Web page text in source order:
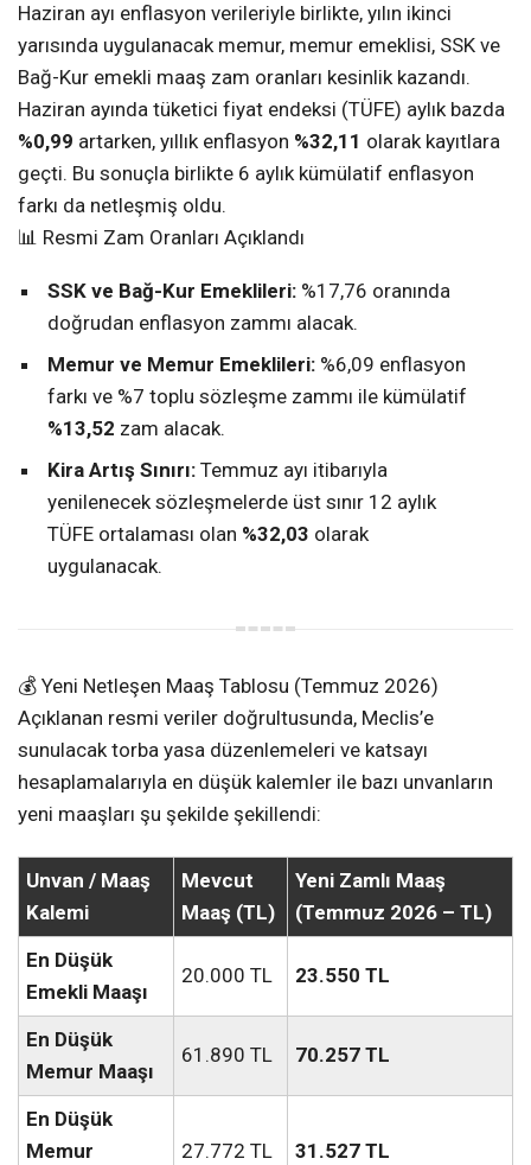
Haziran ayı enflasyon verileriyle birlikte, yılın ikinci
yarısında uygulanacak memur, memur emeklisi, SSK ve
Bağ-Kur emekli maaş zam oranları kesinlik kazandı.
Haziran ayında tüketici fiyat endeksi (TÜFE) aylık bazda
%0,99 artarken, yıllık enflasyon %32,11 olarak kayıtlara
geçti. Bu sonuçla birlikte 6 aylık kümülatif enflasyon
farkı da netleşmiş oldu.
📊 Resmi Zam Oranları Açıklandı
SSK ve Bağ-Kur Emeklileri: %17,76 oranında
doğrudan enflasyon zammı alacak.
Memur ve Memur Emeklileri: %6,09 enflasyon
farkı ve %7 toplu sözleşme zammı ile kümülatif
%13,52 zam alacak.
Kira Artış Sınırı: Temmuz ayı itibarıyla
yenilenecek sözleşmelerde üst sınır 12 aylık
TÜFE ortalaması olan %32,03 olarak
uygulanacak.
💰 Yeni Netleşen Maaş Tablosu (Temmuz 2026)
Açıklanan resmi veriler doğrultusunda, Meclis’e
sunulacak torba yasa düzenlemeleri ve katsayı
hesaplamalarıyla en düşük kalemler ile bazı unvanların
yeni maaşları şu şekilde şekillendi:
Unvan / Maaş
Kalemi
Mevcut
Maaş (TL)
Yeni Zamlı Maaş
(Temmuz 2026 – TL)
En Düşük
Emekli Maaşı
20.000 TL 23.550 TL
En Düşük
Memur Maaşı
61.890 TL 70.257 TL
En Düşük
Memur
27.772 TL 31.527 TL